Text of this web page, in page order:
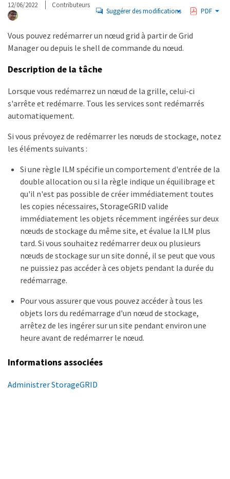
12/06/2022 Contributeurs
Suggérer des modifications PDF
Vous pouvez redémarrer un nœud grid à partir de Grid
Manager ou depuis le shell de commande du nœud.
Description de la tâche
Lorsque vous redémarrez un nœud de la grille, celui-ci
s'arrête et redémarre. Tous les services sont redémarrés
automatiquement.
Si vous prévoyez de redémarrer les nœuds de stockage, notez
les éléments suivants :
Si une règle ILM spécifie un comportement d'entrée de la
double allocation ou si la règle indique un équilibrage et
qu'il n'est pas possible de créer immédiatement toutes
les copies nécessaires, StorageGRID valide
immédiatement les objets récemment ingérées sur deux
nœuds de stockage du même site, et évalue la ILM plus
tard. Si vous souhaitez redémarrer deux ou plusieurs
nœuds de stockage sur un site donné, il se peut que vous
ne puissiez pas accéder à ces objets pendant la durée du
redémarrage.
Pour vous assurer que vous pouvez accéder à tous les
objets lors du redémarrage d'un nœud de stockage,
arrêtez de les ingérer sur un site pendant environ une
heure avant de redémarrer le nœud.
Informations associées
Administrer StorageGRID